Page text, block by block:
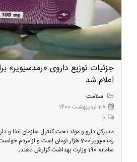
جزئیات توزیع داروی «رمدسیویر»
اعلام شد
سلامت
28 اردیبهشت 1400
0
مدیرکل دارو و مواد تحت کنترل سازمان غذا و
رمدسیویر 700 هزار تومان است و از
سامانه 190 وزارت بهداشت گزارش دهند.